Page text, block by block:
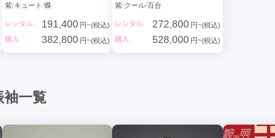
紫 キュート 蝶
レンタル 191,400 円~(税込)
購入
382,800 円~(税込)
紫 クール 百合
レンタル 272,800 円~(税込)
購入
528,000 円~(税込)
袖一覧